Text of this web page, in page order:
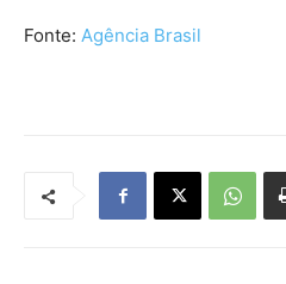
Fonte: Agência Brasil